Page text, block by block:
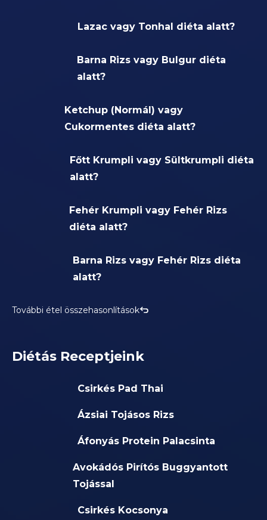
Lazac vagy Tonhal diéta alatt?
Barna Rizs vagy Bulgur diéta
alatt?
Ketchup (Normál) vagy
Cukormentes diéta alatt?
Főtt Krumpli vagy Sültkrumpli diéta
alatt?
Fehér Krumpli vagy Fehér Rizs
diéta alatt?
Barna Rizs vagy Fehér Rizs diéta
alatt?
További étel összehasonlítások
Diétás Receptjeink
Csirkés Pad Thai
Ázsiai Tojásos Rizs
Áfonyás Protein Palacsinta
Avokádós Pirítós Buggyantott
Tojással
Csirkés Kocsonya